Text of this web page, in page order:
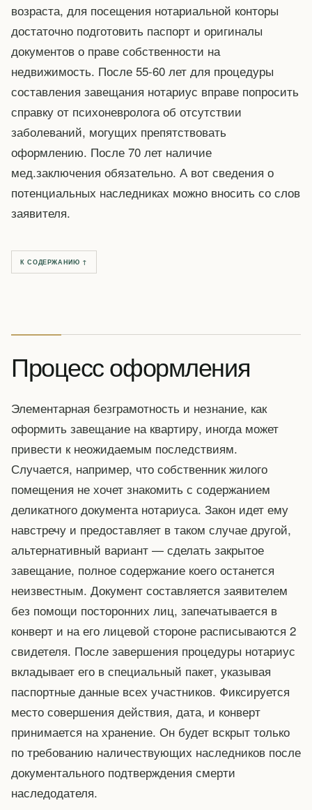
возраста, для посещения нотариальной конторы
достаточно подготовить паспорт и оригиналы
документов о праве собственности на
недвижимость. После 55-60 лет для процедуры
составления завещания нотариус вправе попросить
справку от психоневролога об отсутствии
заболеваний, могущих препятствовать
оформлению. После 70 лет наличие
мед.заключения обязательно. А вот сведения о
потенциальных наследниках можно вносить со слов
заявителя.
К СОДЕРЖАНИЮ ↑
Процесс оформления
Элементарная безграмотность и незнание, как
оформить завещание на квартиру, иногда может
привести к неожидаемым последствиям.
Случается, например, что собственник жилого
помещения не хочет знакомить с содержанием
деликатного документа нотариуса. Закон идет ему
навстречу и предоставляет в таком случае другой,
альтернативный вариант — сделать закрытое
завещание, полное содержание коего останется
неизвестным. Документ составляется заявителем
без помощи посторонних лиц, запечатывается в
конверт и на его лицевой стороне расписываются 2
свидетеля. После завершения процедуры нотариус
вкладывает его в специальный пакет, указывая
паспортные данные всех участников. Фиксируется
место совершения действия, дата, и конверт
принимается на хранение. Он будет вскрыт только
по требованию наличествующих наследников после
документального подтверждения смерти
наследодателя.